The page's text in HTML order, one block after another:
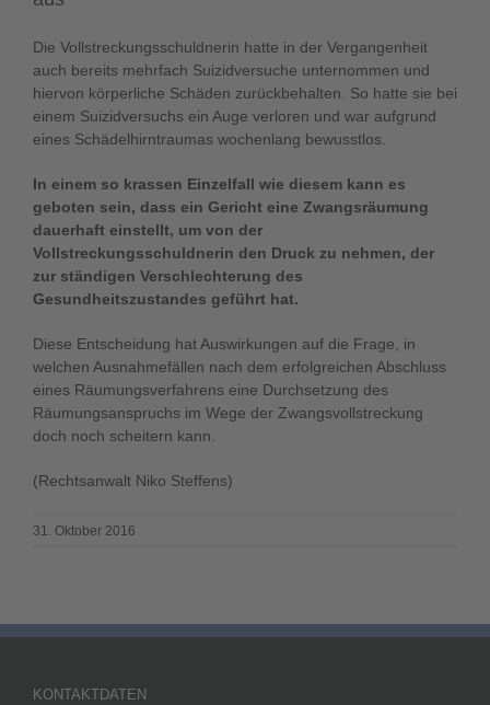
Die Vollstreckungsschuldnerin hatte in der Vergangenheit
auch bereits mehrfach Suizidversuche unternommen und
hiervon körperliche Schäden zurückbehalten. So hatte sie bei
einem Suizidversuchs ein Auge verloren und war aufgrund
eines Schädelhirntraumas wochenlang bewusstlos.
In einem so krassen Einzelfall wie diesem kann es
geboten sein, dass ein Gericht eine Zwangsräumung
dauerhaft einstellt, um von der
Vollstreckungsschuldnerin den Druck zu nehmen, der
zur ständigen Verschlechterung des
Gesundheitszustandes geführt hat.
Diese Entscheidung hat Auswirkungen auf die Frage, in
welchen Ausnahmefällen nach dem erfolgreichen Abschluss
eines Räumungsverfahrens eine Durchsetzung des
Räumungsanspruchs im Wege der Zwangsvollstreckung
doch noch scheitern kann.
(Rechtsanwalt Niko Steffens)
31. Oktober 2016
KONTAKTDATEN